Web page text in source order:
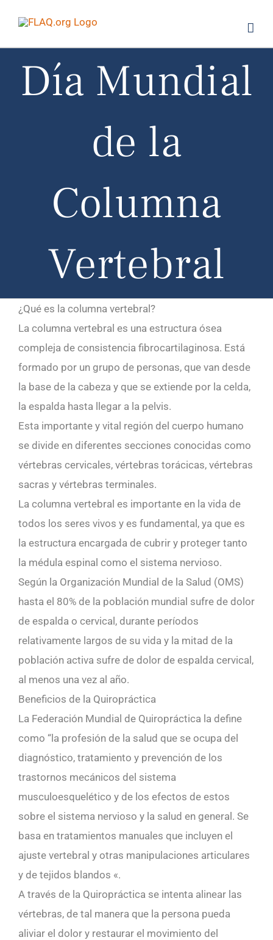
contenido
Día Mundial
de la
Columna
Vertebral
¿Qué es la columna vertebral?
La columna vertebral es una estructura ósea
compleja de consistencia fibrocartilaginosa. Está
formado por un grupo de personas, que van desde
la base de la cabeza y que se extiende por la celda,
la espalda hasta llegar a la pelvis.
Esta importante y vital región del cuerpo humano
se divide en diferentes secciones conocidas como
vértebras cervicales, vértebras torácicas, vértebras
sacras y vértebras terminales.
La columna vertebral es importante en la vida de
todos los seres vivos y es fundamental, ya que es
la estructura encargada de cubrir y proteger tanto
la médula espinal como el sistema nervioso.
Según la Organización Mundial de la Salud (OMS)
hasta el 80% de la población mundial sufre de dolor
de espalda o cervical, durante períodos
relativamente largos de su vida y la mitad de la
población activa sufre de dolor de espalda cervical,
al menos una vez al año.
Beneficios de la Quiropráctica
La Federación Mundial de Quiropráctica la define
como “la profesión de la salud que se ocupa del
diagnóstico, tratamiento y prevención de los
trastornos mecánicos del sistema
musculoesquelético y de los efectos de estos
sobre el sistema nervioso y la salud en general. Se
basa en tratamientos manuales que incluyen el
ajuste vertebral y otras manipulaciones articulares
y de tejidos blandos «.
A través de la Quiropráctica se intenta alinear las
vértebras, de tal manera que la persona pueda
aliviar el dolor y restaurar el movimiento del